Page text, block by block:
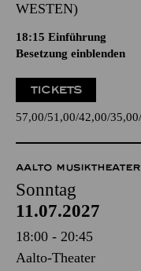
WESTEN)
18:15 Einführung
Besetzung einblenden
TICKETS
57,00 51,00 42,00 35,00
AALTO MUSIKTHEATER
Sonntag
11.07.2027
18:00 - 20:45
Aalto-Theater